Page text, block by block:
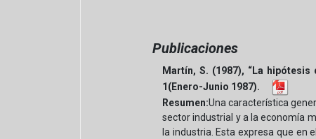
Publicaciones
Martín, S. (1987), “La
1(Enero-Junio 1987).
Resumen:Una característica
sector industrial y a la economía
la industria. Esta expresa que en